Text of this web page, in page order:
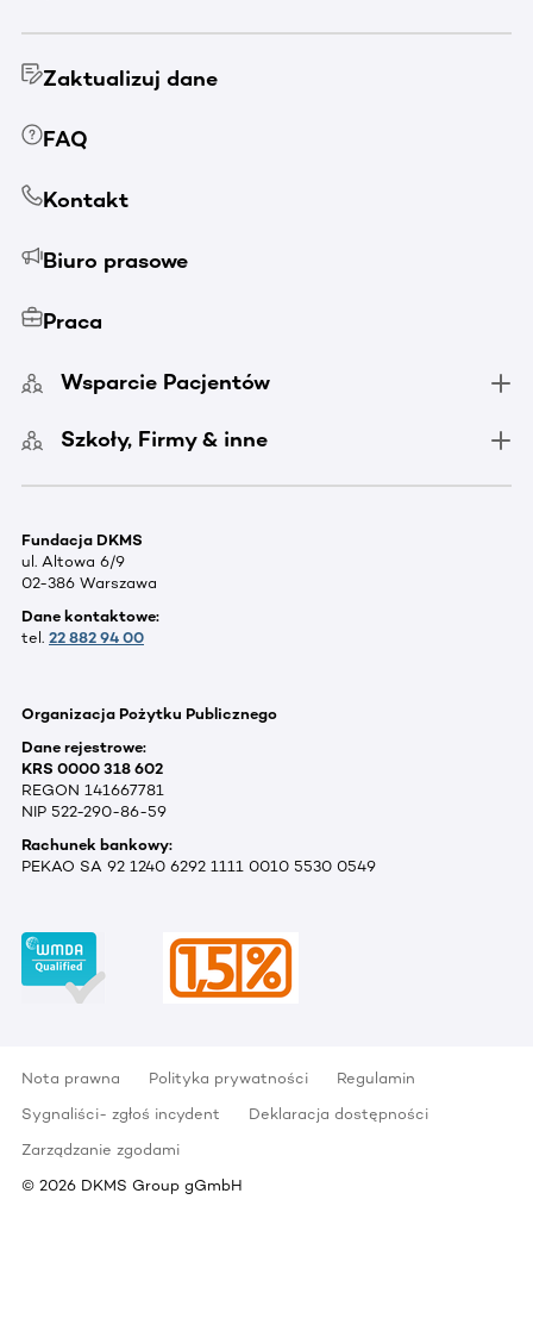
Zaktualizuj dane
FAQ
Kontakt
Biuro prasowe
Praca
Wsparcie Pacjentów
Szkoły, Firmy & inne
Fundacja DKMS
ul. Altowa 6/9
02-386 Warszawa
Dane kontaktowe:
tel. 22 882 94 00
Organizacja Pożytku Publicznego
Dane rejestrowe:
KRS 0000 318 602
REGON 141667781
NIP 522-290-86-59
Rachunek bankowy:
PEKAO SA 92 1240 6292 1111 0010 5530 0549
Nota prawna Polityka prywatności
Regulamin
Sygnaliści- zgłoś incydent
Deklaracja dostępności
Zarządzanie zgodami
© 2026 DKMS Group gGmbH